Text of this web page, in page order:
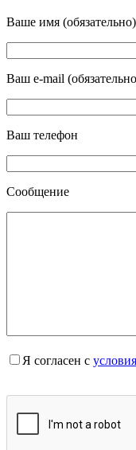
Ваше имя (обязательно)
Ваш e-mail
Ваш телефон
Сообщение
Я согласен с